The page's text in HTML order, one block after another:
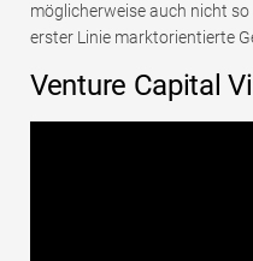
möglicherweise auch nicht
erster Linie marktorientierte
Venture Capital